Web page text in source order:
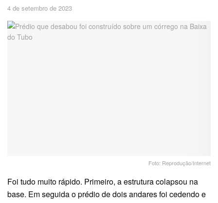
4 de setembro de 2023
Foto: Reprodução/Internet
Foi tudo muito rápido. Primeiro, a estrutura colapsou na
base. Em seguida o prédio de dois andares foi cedendo e